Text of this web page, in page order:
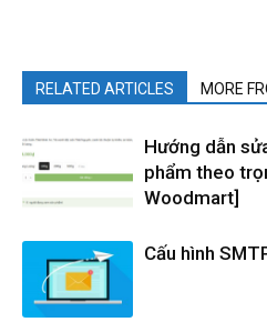
RELATED ARTICLES MORE
Hướng dẫn
phẩm theo
Woodmart]
Cấu hình